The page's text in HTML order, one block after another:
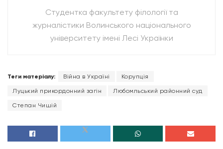
Студентка факультету філології та
журналістики Волинського національного
університету імені Лесі Українки
Теги матеріалу: Війна в Україні Корупція
Луцький прикордонний загін Любомльський районний суд
Степан Чишій